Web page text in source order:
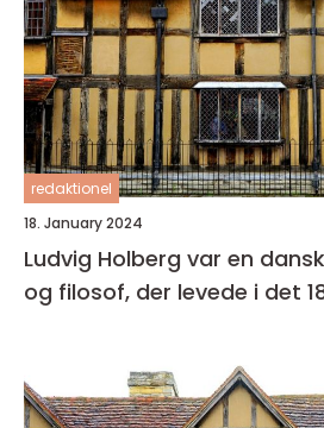
redaktionel
18. January 2024
Ludvig Holberg var en
og filosof, der levede i det